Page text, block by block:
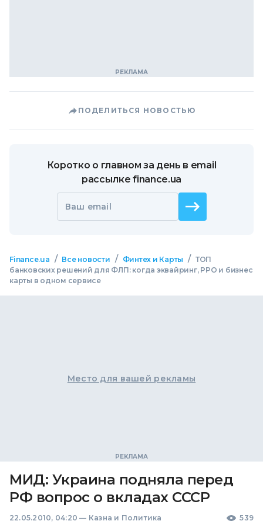
ПОДЕЛИТЬСЯ НОВОСТЬЮ
Коротко о главном за день в email
рассылке finance.ua
Ваш email
Finance.ua / Все новости / Финтех и Карты / ТОП
банковских решений для ФЛП: когда эквайринг, РРО и бизнес
карты в одном сервисе
Место для вашей рекламы
МИД: Украина подняла перед
РФ вопрос о вкладах СССР
22.05.2010, 04:20 — Казна и Политика 539